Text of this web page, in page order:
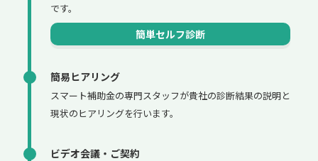
です。
簡単セルフ診断
簡易ヒアリング
スマート補助金の専門スタッフが貴社の診断結果の説明と
現状のヒアリングを行います。
ビデオ会議・ご契約